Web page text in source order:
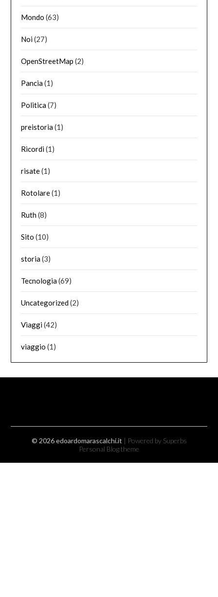
Mondo (63)
Noi(27)
OpenStreetMap (2)
Pancia(1)
Politica(7)
preistoria(1)
Ricordi(1)
risate(1)
Rotolare(1)
Ruth(8)
Sito (10)
storia(3)
Tecnologia(69)
Uncategorized(2)
Viaggi(42)
viaggio (1)
© 2026 edoardomarascalchi.it | Powered by Superbs
Personal Blog theme